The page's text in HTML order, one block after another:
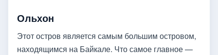
Ольхон
Этот остров является самым большим островом,
находящимся на Байкале. Что самое главное —